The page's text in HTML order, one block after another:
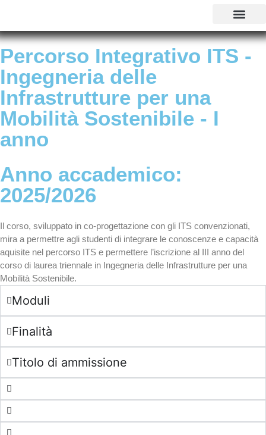
Percorso Integrativo ITS -
Ingegneria delle
Infrastrutture per una
Mobilità Sostenibile - I
anno
Anno accademico:
2025/2026
Il corso, sviluppato in co-progettazione con gli ITS convenzionati,
mira a permettre agli studenti di integrare le conoscenze e capacità
aquisite nel percorso ITS e permettere l’iscrizione al III anno del
corso di laurea triennale in Ingegneria delle Infrastrutture per una
Mobilità Sostenibile.
Moduli
Finalità
Titolo di ammissione